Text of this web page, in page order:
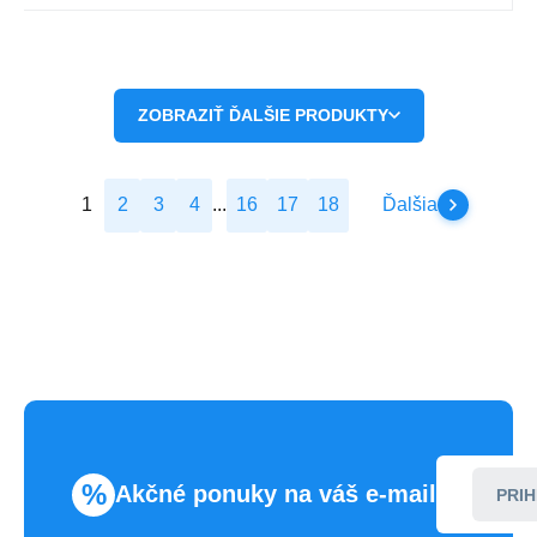
ZOBRAZIŤ ĎALŠIE PRODUKTY
1 2 3 4 ... 16 17 18 Ďalšia
% Akčné ponuky na váš e-mail